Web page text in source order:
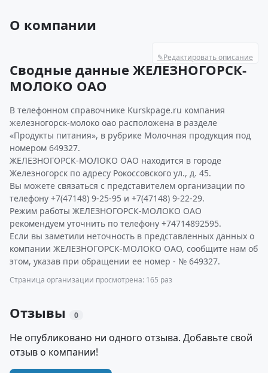
О компании
✎Редактировать описание
Сводные данные ЖЕЛЕЗНОГОРСК-
МОЛОКО ОАО
В телефонном справочнике Kurskpage.ru компания
железногорск-молоко оао расположена в разделе
«Продукты питания», в рубрике Молочная продукция под
номером 649327.
ЖЕЛЕЗНОГОРСК-МОЛОКО ОАО находится в городе
Железногорск по адресу Рокоссовского ул., д. 45.
Вы можете связаться с представителем организации по
телефону +7(47148) 9-25-95 и +7(47148) 9-22-29.
Режим работы ЖЕЛЕЗНОГОРСК-МОЛОКО ОАО
рекомендуем уточнить по телефону +74714892595.
Если вы заметили неточность в представленных данных о
компании ЖЕЛЕЗНОГОРСК-МОЛОКО ОАО, сообщите нам об
этом, указав при обращении ее номер - № 649327.
Страница организации просмотрена: 165 раз
Отзывы 0
Не опубликовано ни одного отзыва. Добавьте свой
отзыв о компании!